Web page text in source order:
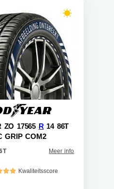
ZO 17565 R 14 86T
GRIP COM2
Meer info
Kwaliteitsscore